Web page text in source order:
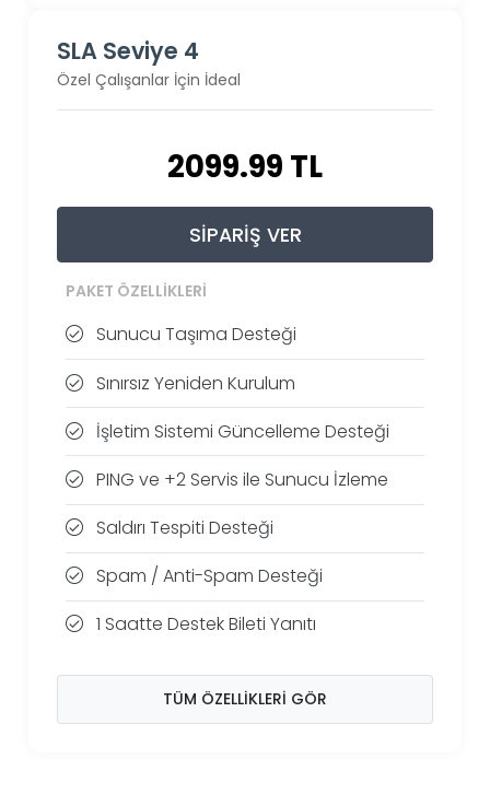
SLA Seviye 4
Özel Çalışanlar İçin İdeal
2099.99 TL
SIPARIŞ VER
PAKET ÖZELLIKLERI
Sunucu Taşıma Desteği
Sınırsız Yeniden Kurulum
İşletim Sistemi Güncelleme Desteği
PING ve +2 Servis ile Sunucu İzleme
Saldırı Tespiti Desteği
Spam / Anti-Spam Desteği
1 Saatte Destek Bileti Yanıtı
TÜM ÖZELLIKLERI GÖR